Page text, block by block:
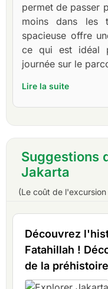
permet de passer
moins dans les
spacieuse offre
ce qui est idéal
journée sur le
Lire la suite
Suggestions
Jakarta
(Le coût de
Découvrez
Fatahillah !
de la